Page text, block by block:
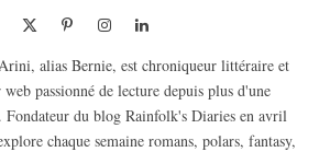
PinterestInstagramLinkedIn
alias Bernie, est chroniqueur littéraire et
web passionné de lecture depuis plus d'une
Fondateur du blog Rainfolk's Diaries en avril
chaque semaine romans, polars, fantasy,